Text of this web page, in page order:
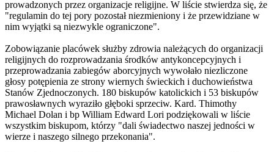
prowadzonych przez organizacje religijne. W liście stwierdza się, że
"regulamin do tej pory pozostał niezmieniony i że przewidziane w
nim wyjątki są niezwykle ograniczone".
Zobowiązanie placówek służby zdrowia należących do organizacji
religijnych do rozprowadzania środków antykoncepcyjnych i
przeprowadzania zabiegów aborcyjnych wywołało niezliczone
głosy potępienia ze strony wiernych świeckich i duchowieństwa
Stanów Zjednoczonych. 180 biskupów katolickich i 53 biskupów
prawosławnych wyraziło głęboki sprzeciw. Kard. Thimothy
Michael Dolan i bp William Edward Lori podziękowali w liście
wszystkim biskupom, którzy "dali świadectwo naszej jedności w
wierze i naszego silnego przekonania".